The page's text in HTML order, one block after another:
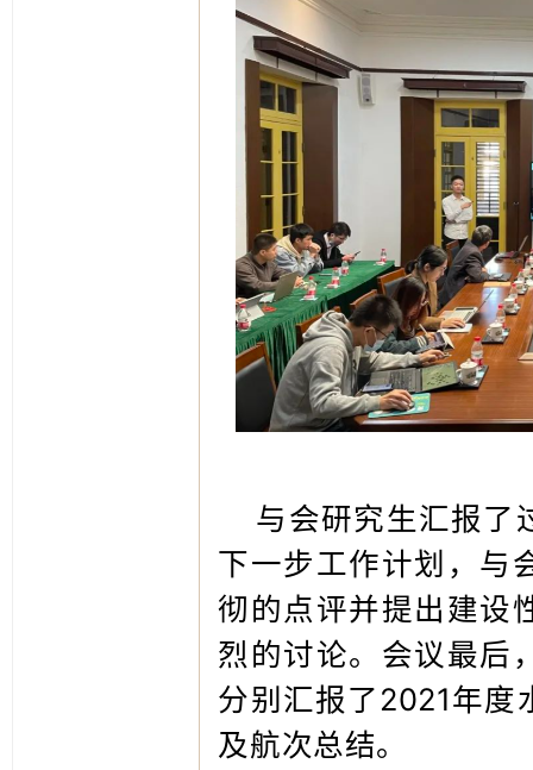
与会研究生汇报了
下一步工作计划，与
彻的点评并提出建设
烈的讨论。会议最后
分别汇报了2021年度
及航次总结。